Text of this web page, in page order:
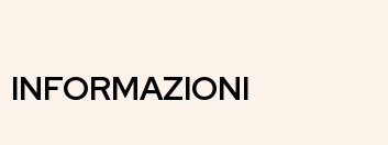
INFORMAZIONI